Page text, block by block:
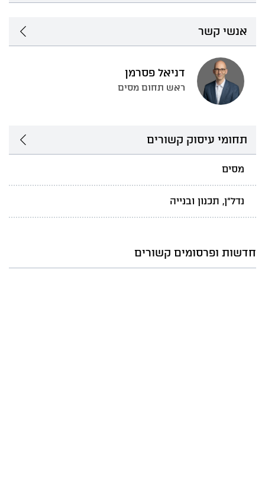
אנשי קשר
דניאל פסרמן
ראש תחום מסים
תחומי עיסוק קשורים
מסים
נדל"ן, תכנון ובנייה
חדשות ופרסומים קשורים